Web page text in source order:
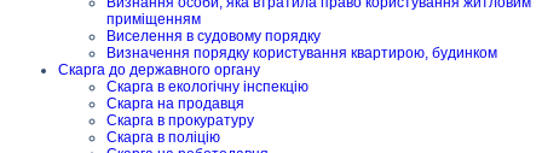
приміщенням
Виселення в судовому порядку
Визначення порядку користування квартирою, будинком
Скарга до державного органу
Скарга в екологічну інспекцію
Скарга на продавця
Скарга в прокуратуру
Скарга в поліцію